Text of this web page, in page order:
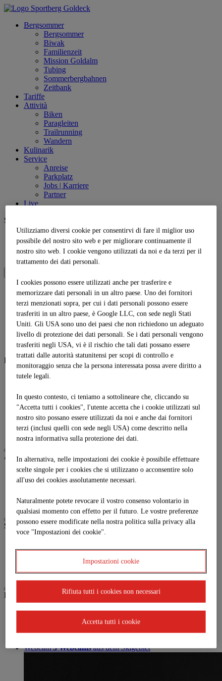
Bergsommer
Bergsommer
Biwak
Familienzeit
Mission Goldalm
Tubing
Sommerbergbahnen
Zeitbank
Tariffe
Attività
Biken
Paragleiten
Trailrunning
Wandern
Kulinarik
Service
Anreise
Parkplatz
Jobs | Karriere
Partner
Live
Sprache
DE
EN
IT
Lingua
DE
EN
IT
Shop
Bergsommer
Bergsommer
Familienzeit
Mission Goldalm
Sommerbergbahnen
Zeitbank
Attività
Biken
Paragleiten
Wandern
Service
Parkplatz
Live
GOLDECKBAHNAperto
Il tempoIl tempoAktuelle Temperatur:
bollettino meteorologico attuale
Webcam3 Webcamsaus dem Skigebiet
Utilizziamo diversi cookie per consentirvi di fare il miglior uso
possibile del nostro sito web e per migliorare continuamente il
nostro sito web. I cookie vengono utilizzati da noi e da terzi per il
trattamento dei dati personali.
I cookies possono essere utilizzati anche per trasferire e
memorizzare dati personali in un altro paese. Uno dei fornitori
terzi menzionati sopra, per cui i dati personali possono essere
trasferiti in un altro paese, è Google LLC, con sede negli Stati
Uniti. Gli USA sono uno dei paesi che non richiedono un adeguato
livello di protezione dei dati personali. Se i dati personali vengono
trasferiti negli USA, vi è il rischio che tali dati possano essere
trattati dalle autorità statunitensi per scopi di controllo e
monitoraggio senza che la persona interessata possa avere diritto a
tutele legali.
In questo contesto, ci teniamo a sottolineare che, cliccando su
"Accetta tutti i cookies", l'utente accetta che i cookie utilizzati sul
nostro sito possano essere utilizzati da noi e anche dai fornitori
terzi (inclusi quelli con sede negli USA) come descritto nella
nostra informativa sulla protezione dei dati.
In alternativa, nelle impostazioni dei cookie è possibile effettuare
scelte singole per i cookies che si utilizzano o acconsentire solo
all'uso dei cookies assolutamente necessari.
Naturalmente potete revocare il vostro consenso volontario in
qualsiasi momento con effetto per il futuro. Le vostre preferenze
possono essere modificate nella nostra politica sulla privacy alla
voce "Impostazioni dei cookie".
Impostazioni cookie
Rifiuta tutti i cookies non necessari
Accetta tutti i cookie